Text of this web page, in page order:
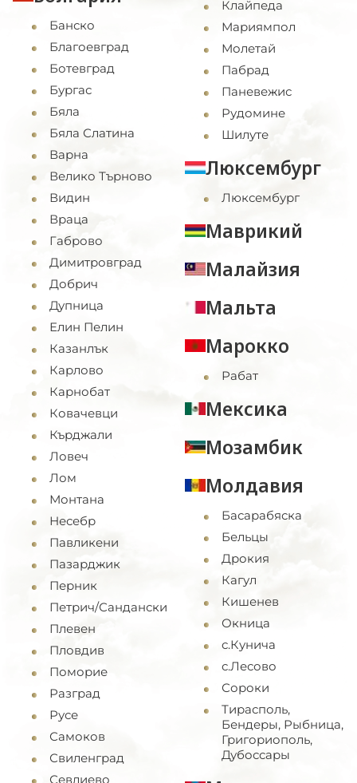
Банско
Благоевград
Ботевград
Бургас
Бяла
Бяла Слатина
Варна
Велико Търново
Видин
Враца
Габрово
Димитровград
Добрич
Дупница
Елин Пелин
Казанлък
Карлово
Карнобат
Ковачевци
Кърджали
Ловеч
Лом
Монтана
Несебр
Павликени
Пазарджик
Перник
Петрич/Сандански
Плевен
Пловдив
Поморие
Разград
Русе
Самоков
Свиленград
Севлиево
Клайпеда
Мариямпол
Молетай
Пабрад
Паневежис
Рудомине
Шилуте
Люксембург
Люксембург
Маврикий
Малайзия
Мальта
Марокко
Рабат
Мексика
Мозамбик
Молдавия
Басарабяска
Бельцы
Дрокия
Кагул
Кишенев
Окница
с.Кунича
с.Лесово
Сороки
Тирасполь,
Бендеры, Рыбница,
Григориополь,
Дубоссары